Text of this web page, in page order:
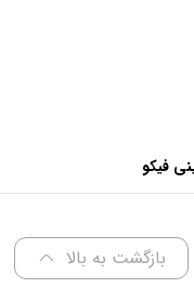
فیکو
بازگشت به بالا